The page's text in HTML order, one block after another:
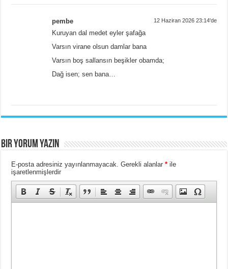
pembe 12 Haziran 2026 23:14'de
Kuruyan dal medet eyler şafağa
Varsın virane olsun damlar bana
Varsın boş sallansın beşikler obamda;
Dağ isen; sen bana…
BIR YORUM YAZIN
E-posta adresiniz yayınlanmayacak. Gerekli alanlar* ile
işaretlenmişlerdir